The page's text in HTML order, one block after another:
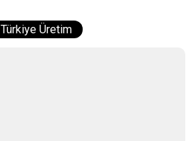
Türkiye Üretim